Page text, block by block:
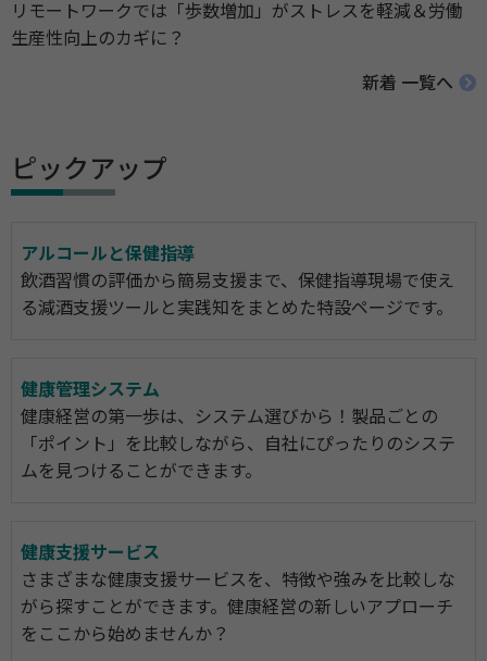
リモートワークでは「歩数増加」がストレスを軽減＆労働
生産性向上のカギに？
新着 一覧へ
ピックアップ
アルコールと保健指導
飲酒習慣の評価から簡易支援まで、保健指導現場で使え
る減酒支援ツールと実践知をまとめた特設ページです。
健康管理システム
健康経営の第一歩は、システム選びから！製品ごとの
「ポイント」を比較しながら、自社にぴったりのシステ
ムを見つけることができます。
健康支援サービス
さまざまな健康支援サービスを、特徴や強みを比較しな
がら探すことができます。健康経営の新しいアプローチ
をここから始めませんか？